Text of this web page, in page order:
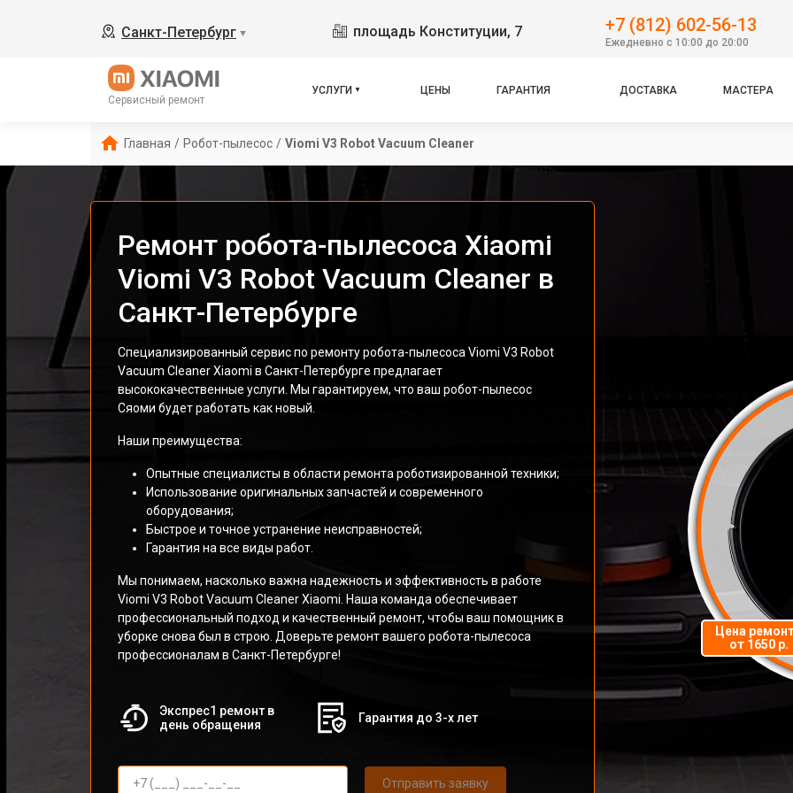
Санкт-Петербург ▼ площадь Конституции, 7 +7 (812) 602-56-13
Ежедневно с 10:00 до 20:00
Сервисный ремонт
УСЛУГИ ЦЕНЫ ГАРАНТИЯ ДОСТАВКА МАСТЕРА
Главная / Робот-пылесос / Viomi V3 Robot Vacuum Cleaner
Ремонт робота-пылесоса Xiaomi
Viomi V3 Robot Vacuum Cleaner в
Санкт-Петербурге
Специализированный сервис по ремонту робота-пылесоса Viomi V3 Robot
Vacuum Cleaner Xiaomi в Санкт-Петербурге предлагает
высококачественные услуги. Мы гарантируем, что ваш робот-пылесос
Сяоми будет работать как новый.
Наши преимущества:
Опытные специалисты в области ремонта роботизированной техники;
Использование оригинальных запчастей и современного
оборудования;
Быстрое и точное устранение неисправностей;
Гарантия на все виды работ.
Мы понимаем, насколько важна надежность и эффективность в работе
Viomi V3 Robot Vacuum Cleaner Xiaomi. Наша команда обеспечивает
профессиональный подход и качественный ремонт, чтобы ваш помощник в
уборке снова был в строю. Доверьте ремонт вашего робота-пылесоса
профессионалам в Санкт-Петербурге!
Экспрес1 ремонт в
день обращения
Гарантия до 3-х лет
Отправить заявку
Цена
от 1650 р.